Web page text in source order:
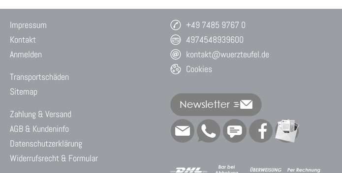
Impressum
Kontakt
Anmelden
Transportschäden
Sitemap
Zahlung & Versand
AGB & Kundeninfo
Datenschutzerklärung
Widerrufsrecht & Formular
+49 7485 9767 0
4974548939600
kontakt@wuerzteufel.de
Cookies